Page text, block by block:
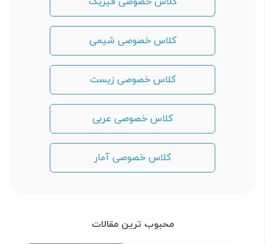
کلاس خصوصی شیمی
کلاس خصوصی زیست
کلاس خصوصی عربی
کلاس خصوصی آمار
محبوب ترین مقالات